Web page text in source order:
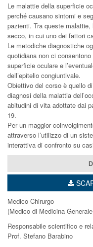
Le malattie della superficie
perché causano sintomi e
pazienti. Tra queste
secco, in cui uno dei fattori
Le metodiche diagnostiche
quotidiana non ci
superficie oculare e
dell’epitelio congiuntivale.
Obiettivo del corso è quello
diagnosi della malattia
abitudini di vita adottate dai
19.
Per un maggior
attraverso l’utilizzo di un
interattiva di confronto su
Medico Chirurgo
(Medico di Medicina
Responsabile scientifico e
Prof. Stefano Barabino